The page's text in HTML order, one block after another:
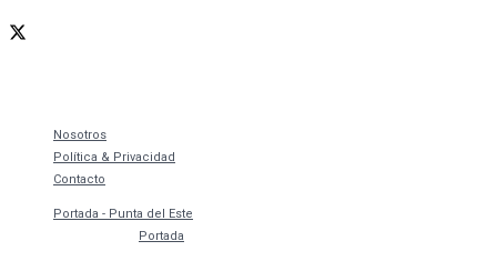
Nosotros
Política & Privacidad
Contacto
Portada - Punta del Este
Portada